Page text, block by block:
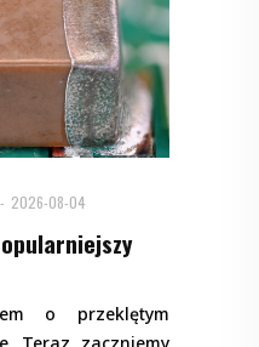
2026-08-04
o przeklętym